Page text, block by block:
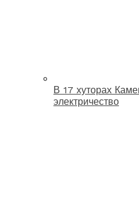
В 17 хуторах
электричество